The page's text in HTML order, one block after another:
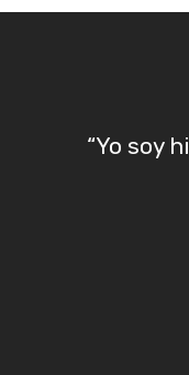
“Yo soy